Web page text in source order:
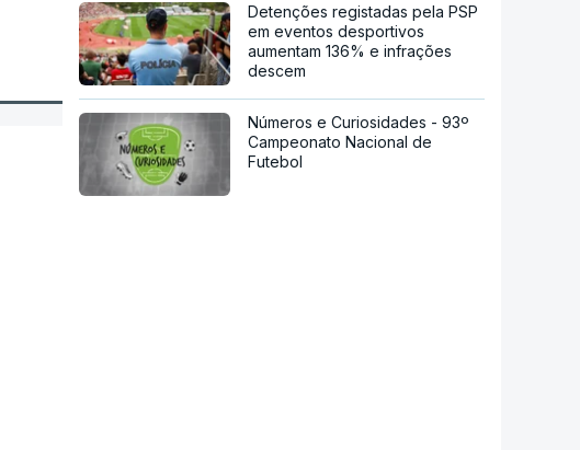
Detenções registadas pela PSP
em eventos desportivos
aumentam 136% e infrações
descem
Números e Curiosidades - 93º
Campeonato Nacional de
Futebol